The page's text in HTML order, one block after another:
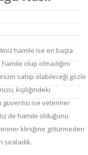
hamile ise en başta
olup olmadığını
sahip olabileceği gözle
kişiliğindeki
güvenlisi ise veteriner
de hamile olduğunu
kliniğine götürmeden